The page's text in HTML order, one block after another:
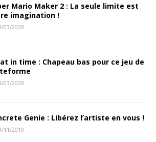
Mario Maker 2 : La seule limite est
imagination !
03/2020
in time : Chapeau bas pour ce jeu de
03/2020
Genie : Libérez l’artiste en vous !
11/2019